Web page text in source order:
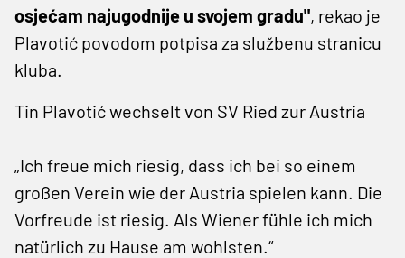
osjećam najugodnije u svojem gradu", rekao je
Plavotić povodom potpisa za službenu stranicu
kluba.
Tin Plavotić wechselt von SV Ried zur Austria
„Ich freue mich riesig, dass ich bei so einem
großen Verein wie der Austria spielen kann. Die
Vorfreude ist riesig. Als Wiener fühle ich mich
natürlich zu Hause am wohlsten.“